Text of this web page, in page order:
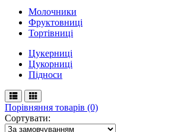
Молочники
Фруктовниці
Тортівниці
Цукерниці
Цукорниці
Підноси
Порівняння товарів (0)
Сортувати: